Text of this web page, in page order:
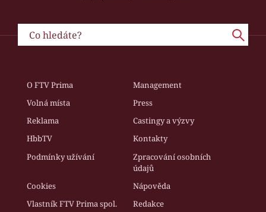
O FTV Prima
Management
Volná místa
Press
Reklama
Castingy a výzvy
HbbTV
Kontakty
Podmínky užívání
Zpracování osobních
údajů
Cookies
Nápověda
Vlastník FTV Prima spol.
Redakce